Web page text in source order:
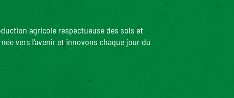
agricole respectueuse des sols et
vers l’avenir et innovons chaque jour du